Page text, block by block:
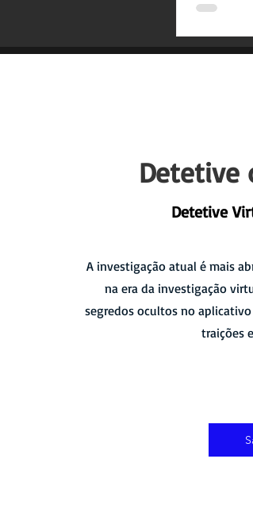
Detetive
Detetive
A investigação atual é mais
na era da investigação
segredos ocultos no
traições